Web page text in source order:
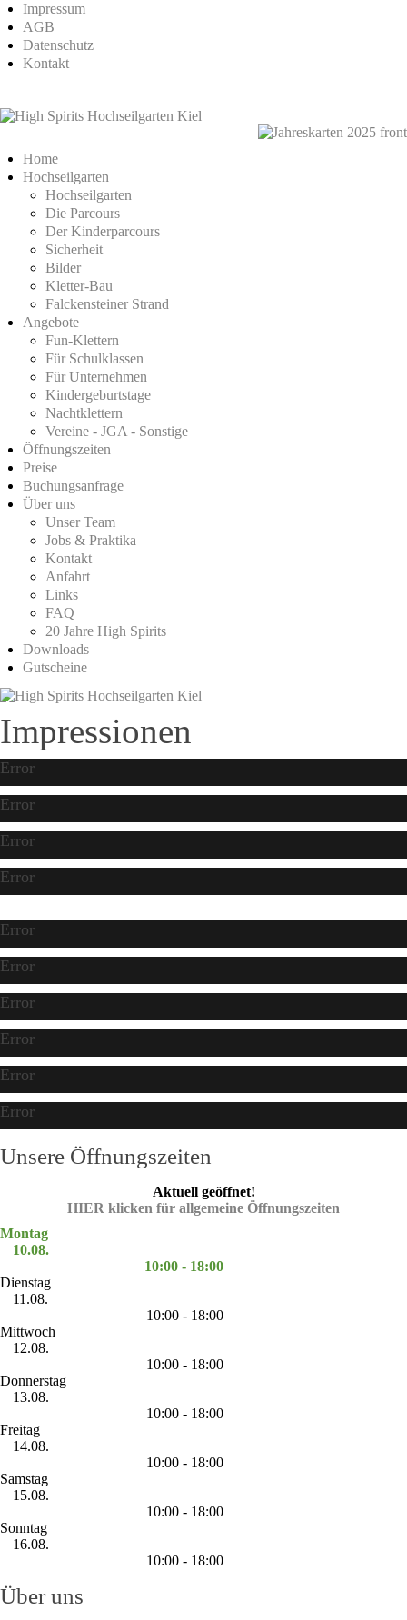
Impressum
AGB
Datenschutz
Kontakt
Home
Hochseilgarten
Hochseilgarten
Die Parcours
Der Kinderparcours
Sicherheit
Bilder
Kletter-Bau
Falckensteiner Strand
Angebote
Fun-Klettern
Für Schulklassen
Für Unternehmen
Kindergeburtstage
Nachtklettern
Vereine - JGA - Sonstige
Öffnungszeiten
Preise
Buchungsanfrage
Über uns
Unser Team
Jobs & Praktika
Kontakt
Anfahrt
Links
FAQ
20 Jahre High Spirits
Downloads
Gutscheine
Impressionen
Error
Error
Error
Error
Error
Error
Error
Error
Error
Error
Unsere Öffnungszeiten
Aktuell geöffnet!
HIER klicken für allgemeine Öffnungszeiten
Montag
10.08.
10:00 - 18:00
Dienstag
11.08.
10:00 - 18:00
Mittwoch
12.08.
10:00 - 18:00
Donnerstag
13.08.
10:00 - 18:00
Freitag
14.08.
10:00 - 18:00
Samstag
15.08.
10:00 - 18:00
Sonntag
16.08.
10:00 - 18:00
Über uns